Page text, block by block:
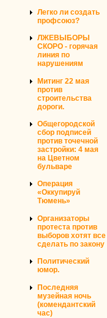
Легко ли создать
профсоюз?
ЛЖЕВЫБОРЫ
СКОРО - горячая
линия по
нарушениям
Митинг 22 мая
против
строительства
дороги.
Общегородской
сбор подписей
против точечной
застройки: 4 мая
на Цветном
бульваре
Операция
«Оккупируй
Тюмень»
Организаторы
протеста против
выборов хотят все
сделать по закону
Политический
юмор.
Последняя
музейная ночь
(комендантский
час)